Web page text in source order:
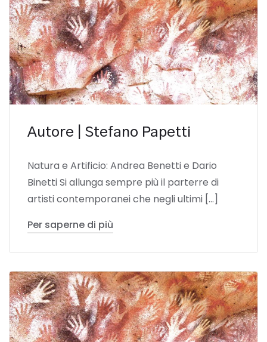
Autore | Stefano Papetti
Natura e Artificio: Andrea Benetti e Dario
Binetti Si allunga sempre più il parterre di
artisti contemporanei che negli ultimi […]
Per saperne di più